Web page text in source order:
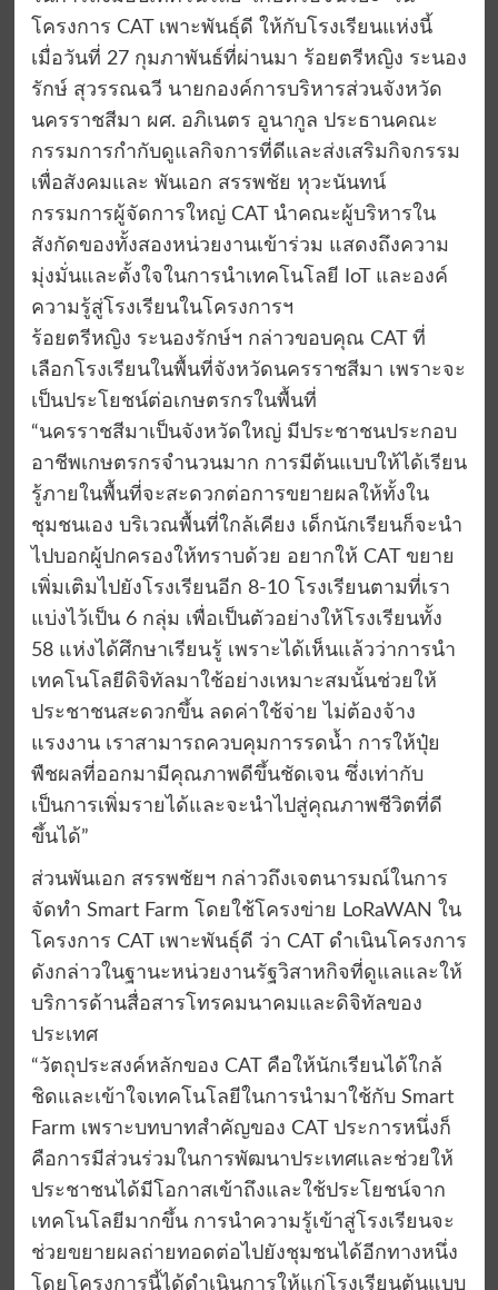
โครงการ CAT เพาะพันธุ์ดี ให้กับโรงเรียนแห่งนี้
เมื่อวันที่ 27 กุมภาพันธ์ที่ผ่านมา ร้อยตรีหญิง ระนอง
รักษ์ สุวรรณฉวี นายกองค์การบริหารส่วนจังหวัด
นครราชสีมา ผศ. อภิเนตร อูนากูล ประธานคณะ
กรรมการกำกับดูแลกิจการที่ดีและส่งเสริมกิจกรรม
เพื่อสังคมและ พันเอก สรรพชัย หุวะนันทน์
กรรมการผู้จัดการใหญ่ CAT นำคณะผู้บริหารใน
สังกัดของทั้งสองหน่วยงานเข้าร่วม แสดงถึงความ
มุ่งมั่นและตั้งใจในการนำเทคโนโลยี IoT และองค์
ความรู้สู่โรงเรียนในโครงการฯ
ร้อยตรีหญิง ระนองรักษ์ฯ กล่าวขอบคุณ CAT ที่
เลือกโรงเรียนในพื้นที่จังหวัดนครราชสีมา เพราะจะ
เป็นประโยชน์ต่อเกษตรกรในพื้นที่
“นครราชสีมาเป็นจังหวัดใหญ่ มีประชาชนประกอบ
อาชีพเกษตรกรจำนวนมาก การมีต้นแบบให้ได้เรียน
รู้ภายในพื้นที่จะสะดวกต่อการขยายผลให้ทั้งใน
ชุมชนเอง บริเวณพื้นที่ใกล้เคียง เด็กนักเรียนก็จะนำ
ไปบอกผู้ปกครองให้ทราบด้วย อยากให้ CAT ขยาย
เพิ่มเติมไปยังโรงเรียนอีก 8-10 โรงเรียนตามที่เรา
แบ่งไว้เป็น 6 กลุ่ม เพื่อเป็นตัวอย่างให้โรงเรียนทั้ง
58 แห่งได้ศึกษาเรียนรู้ เพราะได้เห็นแล้วว่าการนำ
เทคโนโลยีดิจิทัลมาใช้อย่างเหมาะสมนั้นช่วยให้
ประชาชนสะดวกขึ้น ลดค่าใช้จ่าย ไม่ต้องจ้าง
แรงงาน เราสามารถควบคุมการรดน้ำ การให้ปุ๋ย
พืชผลที่ออกมามีคุณภาพดีขึ้นชัดเจน ซึ่งเท่ากับ
เป็นการเพิ่มรายได้และจะนำไปสู่คุณภาพชีวิตที่ดี
ขึ้นได้”
ส่วนพันเอก สรรพชัยฯ กล่าวถึงเจตนารมณ์ในการ
จัดทำ Smart Farm โดยใช้โครงข่าย LoRaWAN ใน
โครงการ CAT เพาะพันธุ์ดี ว่า CAT ดำเนินโครงการ
ดังกล่าวในฐานะหน่วยงานรัฐวิสาหกิจที่ดูแลและให้
บริการด้านสื่อสารโทรคมนาคมและดิจิทัลของ
ประเทศ
“วัตถุประสงค์หลักของ CAT คือให้นักเรียนได้ใกล้
ชิดและเข้าใจเทคโนโลยีในการนำมาใช้กับ Smart
Farm เพราะบทบาทสำคัญของ CAT ประการหนึ่งก็
คือการมีส่วนร่วมในการพัฒนาประเทศและช่วยให้
ประชาชนได้มีโอกาสเข้าถึงและใช้ประโยชน์จาก
เทคโนโลยีมากขึ้น การนำความรู้เข้าสู่โรงเรียนจะ
ช่วยขยายผลถ่ายทอดต่อไปยังชุมชนได้อีกทางหนึ่ง
โดยโครงการนี้ได้ดำเนินการให้แก่โรงเรียนต้นแบบ